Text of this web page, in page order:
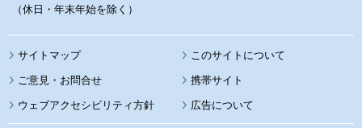
（休日・年末年始を除く）
サイトマップ このサイトについて
携帯サイト
ウェブアクセシビリティ方針 広告について